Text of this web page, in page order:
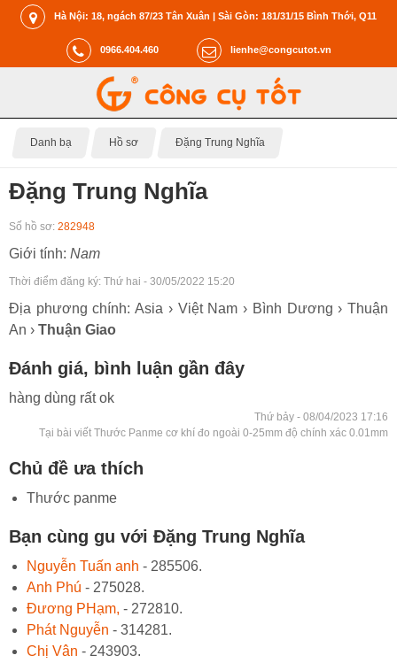
Hà Nội: 18, ngách 87/23 Tân Xuân | Sài Gòn: 181/31/15 Bình Thới, Q11
0966.404.460 lienhe@congcutot.vn
Danh bạ Hồ sơ Đặng Trung Nghĩa
Đặng Trung Nghĩa
Số hồ sơ: 282948
Giới tính: Nam
Thời điểm đăng ký: Thứ hai - 30/05/2022 15:20
Địa phương chính: Asia › Việt Nam › Bình Dương › Thuận
An › Thuận Giao
Đánh giá, bình luận gần đây
hàng dùng rất ok
Thứ bảy - 08/04/2023 17:16
Tại bài viết Thước Panme cơ khí đo ngoài 0-25mm độ chính xác 0.01mm
Chủ đề ưa thích
Thước panme
Bạn cùng gu với Đặng Trung Nghĩa
Nguyễn Tuấn anh - 285506.
Anh Phú - 275028.
Đương PHạm, - 272810.
Phát Nguyễn - 314281.
Chị Vân - 243903.